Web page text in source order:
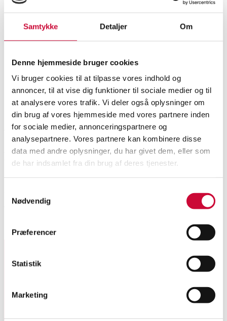
Samtykke Detaljer Om
Denne hjemmeside bruger cookies
Vi bruger cookies til at tilpasse vores indhold og
annoncer, til at vise dig funktioner til sociale medier og til
at analysere vores trafik. Vi deler også oplysninger om
din brug af vores hjemmeside med vores partnere inden
for sociale medier, annonceringspartnere og
analysepartnere. Vores partnere kan kombinere disse
data med andre oplysninger, du har givet dem, eller som
de har indsamlet fra din brug af deres tjenester.
Nødvendig
Præferencer
Statistik
Marketing
Lænestole
Auktionen er afsluttet
Illum Wikkelsø for N. Eilersen.
Gyngestol, bøgetræ
SHOWROOM
Hørsholm
VURDERING
DKK 1.900
VARENUMMER
6539110
Beskrivelse
beklædt med sort læder. Formgivet 1958. Fremstillet hos N. Eilersen. Sh.
42 cm. Fremstår med alm. brugsspor.
Tilmeld dig vores nyhedsbrev og modtag nyheder samt